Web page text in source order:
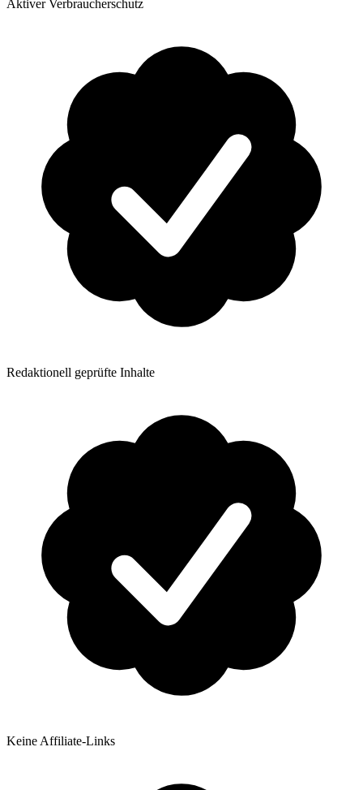
Aktiver Verbraucherschutz
Redaktionell geprüfte Inhalte
Keine Affiliate-Links